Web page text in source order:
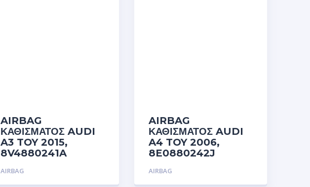
AIRBAG
ΚΑΘΙΣΜΑΤΟΣ AUDI
A3 TOY 2015,
8V4880241A
AIRBAG
AIRBAG
ΚΑΘΙΣΜΑΤΟΣ AUDI
A4 TOY 2006,
8E0880242J
AIRBAG